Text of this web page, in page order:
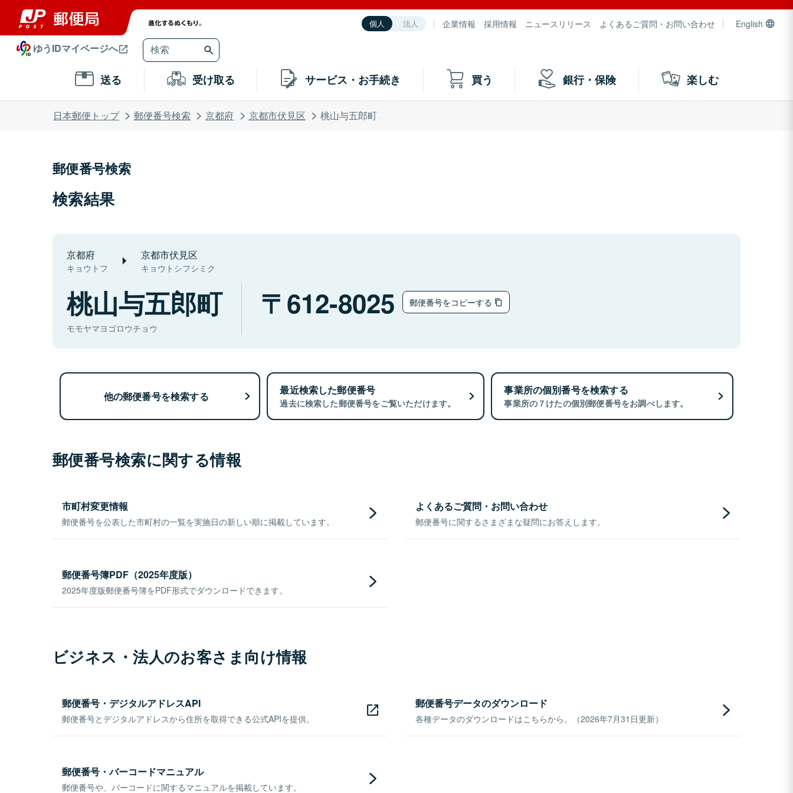
個人 法人 企業情報 採用情報 ニュースリリース よくあるご質問・お問い合わせ English
ゆうIDマイページへ
送る 受け取る サービス・お手続き 買う 銀行・保険 楽しむ
日本郵便トップ 郵便番号検索 京都府 京都市伏見区 桃山与五郎町
郵便番号検索
検索結果
京都府
キョウトフ
京都市伏見区
キョウトシフシミク
桃山与五郎町
モモヤマヨゴロウチョウ
612-8025 郵便番号をコピーする
他の郵便番号を検索する 最近検索した郵便番号
過去に検索した郵便番号をご覧いただけます。
事業所の個別番号を検索する
事業所の７けたの個別郵便番号をお調べします。
郵便番号検索に関する情報
市町村変更情報
郵便番号を公表した市町村の一覧を実施日の新しい順に掲載しています。
よくあるご質問・お問い合わせ
郵便番号に関するさまざまな疑問にお答えします。
郵便番号簿PDF（2025年度版）
2025年度版郵便番号簿をPDF形式でダウンロードできます。
ビジネス・法人のお客さま向け情報
郵便番号・デジタルアドレスAPI
郵便番号とデジタルアドレスから住所を取得できる公式APIを提供。
郵便番号データのダウンロード
各種データのダウンロードはこちらから。（2026年7月31日更新）
郵便番号・バーコードマニュアル
郵便番号や、バーコードに関するマニュアルを掲載しています。